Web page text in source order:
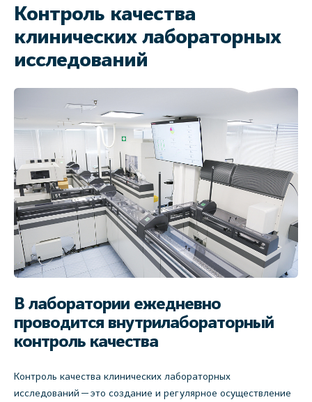
Контроль качества
клинических лабораторных
исследований
В лаборатории ежедневно
проводится внутрилабораторный
контроль качества
Контроль качества клинических лабораторных
исследований — это создание и регулярное осуществление